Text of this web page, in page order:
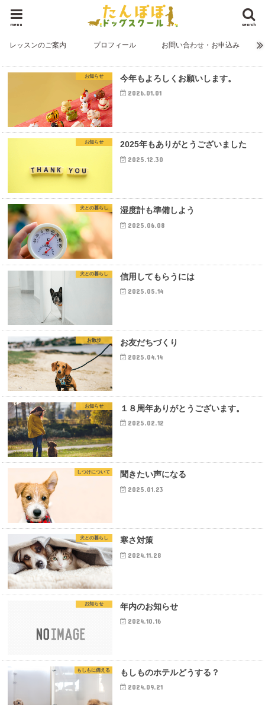
search
menu
レッスンのご案内 プロフィール お問い合わせ・お申込み
お知らせ 今年もよろしくお願いします。
2026.01.01
お知らせ 2025年もありがとうございました
2025.12.30
犬との暮らし 湿度計も準備しよう
2025.06.08
犬との暮らし 信用してもらうには
2025.05.14
お散歩 お友だちづくり
2025.04.14
お知らせ １８周年ありがとうございます。
2025.02.12
しつけについて 聞きたい声になる
2025.01.23
犬との暮らし 寒さ対策
2024.11.28
お知らせ 年内のお知らせ
2024.10.16
もしもに備える もしものホテルどうする？
2024.09.21